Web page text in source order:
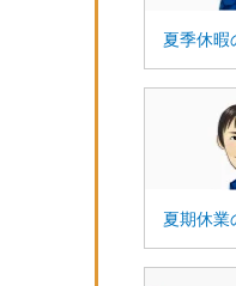
夏季休暇
夏期休業